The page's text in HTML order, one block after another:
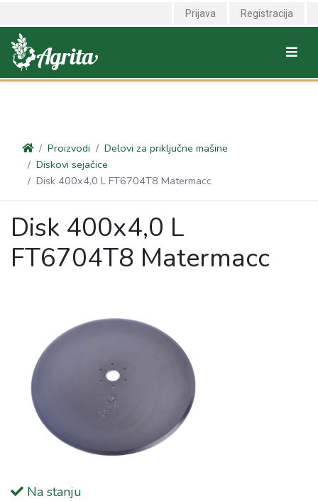
<link rel="canonical" href="https://agrita.rs/proizvodi/delovi-za-
prikljucne-masine/diskovi-sejacice/disk-400x40-l-ft6704t8-
matermacc" />
Prijava Registracija
Proizvodi
Delovi za priključne mašine
Diskovi sejačice
Disk 400x4,0 L FT6704T8 Matermacc
Disk 400x4,0 L
FT6704T8 Matermacc
Na stanju